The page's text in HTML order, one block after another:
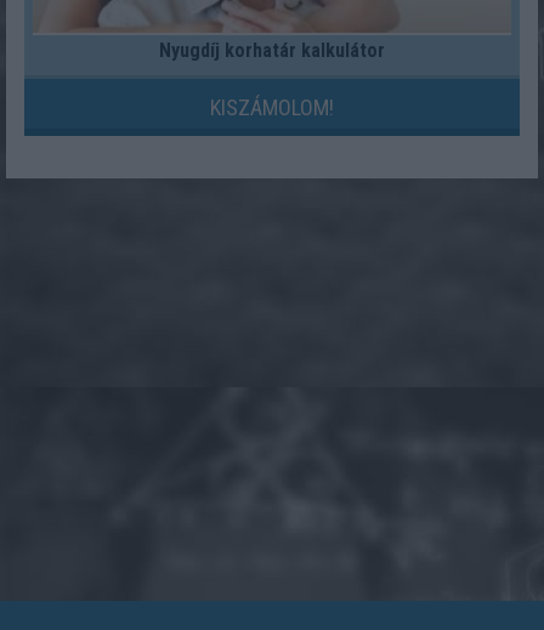
Nyugdíj korhatár kalkulátor
KISZÁMOLOM!